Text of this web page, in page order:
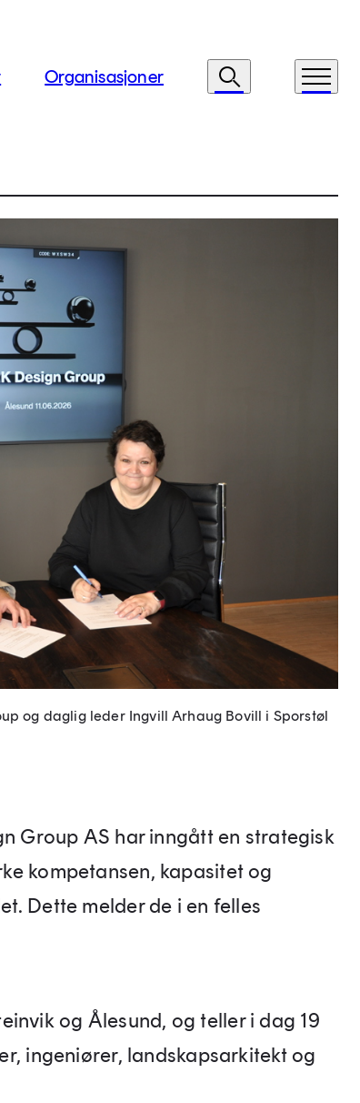
Organisasjoner Søk Meny
og daglig leder Ingvill Arhaug Bovill i Sporstøl
Group AS har inngått en strategisk
kompetansen, kapasitet og
Dette melder de i en felles
og Ålesund, og teller i dag 19
ingeniører, landskapsarkitekt og